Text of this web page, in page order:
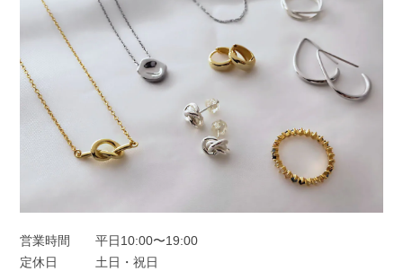
フープピアス シルバー925
シルバー
2025/11/22
営業時間
平日10:00〜19:00
定休日
土日・祝日